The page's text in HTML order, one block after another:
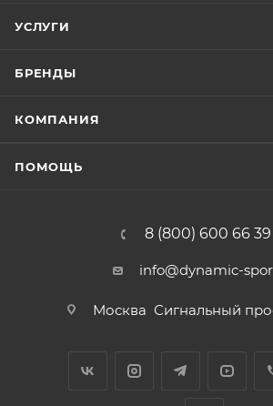
УСЛУГИ
БРЕНДЫ
КОМПАНИЯ
ПОМОЩЬ
8 (800) 600 66 39
info@dynamic-
Москва Сигнальный